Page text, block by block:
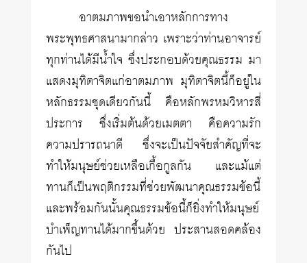
อาตมภาพขอนำเอาหลักการทาง
พระพุทธศาสนามากล่าว เพราะว่าท่านอาจารย์
ทุกท่านได้มีน้ำใจ ซึ่งประกอบด้วยคุณธรรม มา
แสดงมุทิตาจิตแก่อาตมภาพ มุทิตาจิตนี้ก็อยู่ใน
หลักธรรมชุดเดียวกันนี้ คือหลักพรหมวิหารสี่
ประการ ซึ่งเริ่มต้นด้วยเมตตา คือความรัก
ความปรารถนาดี ซึ่งจะเป็นปัจจัยสำคัญที่จะ
ทำให้มนุษย์ช่วยเหลือเกื้อกูลกัน และแม้แต่
ทานก็เป็นพฤติกรรมที่ช่วยพัฒนาคุณธรรมข้อนี้
และพร้อมกันนั้นคุณธรรมข้อนี้ก็ยิ่งทำให้มนุษย์
บำเพ็ญทานได้มากขึ้นด้วย ประสานสอดคล้อง
กันไป